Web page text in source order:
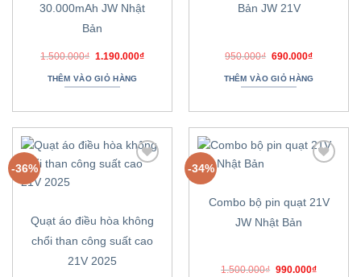
30.000mAh JW Nhật
Bản
1.500.000₫ Giá
là:
1.500.000₫.
1.190.000₫Giá
THÊM VÀO GIỎ HÀNG
Bản JW 21V
950.000₫ Giá
là:
950.000₫.
690.000₫Giá
tại
là:
THÊM VÀO GIỎ HÀNG
-36%
thích
Quạt áo điều hòa không
chổi than công suất cao
21V 2025
-34%
sách
Combo bộ pin quạt 21V
JW Nhật Bản
1.500.000₫ Giá
990.000₫Giá